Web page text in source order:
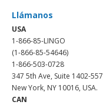
Llámanos
USA
1-866-85-LINGO
(1-866-85-54646)
1-866-503-0728
347 5th Ave, Suite 1402-
New York, NY 10016, USA.
CAN